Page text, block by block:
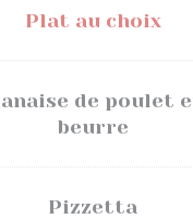
Plat au choix
de poulet
beurre
Pizzetta